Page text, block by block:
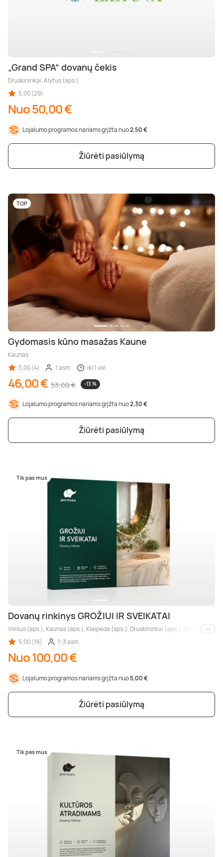
„Grand SPA“ dovanų čekis
Druskininkai, Alytus (aps.)
5,00 (29)
Nuo 50,00 €
Lojalumo programos nariams grįžta nuo2,50 €
Žiūrėti pasiūlymą
TOP
Gydomasis kūno masažas Kaune
Kaunas
5,00 (4)
1 asm. iki 1 val.
46,00 € 53,00 € -13 %
Lojalumo programos nariams grįžta nuo2,30 €
Žiūrėti pasiūlymą
Tik pas mus
Dovanų rinkinys GROŽIUI IR SVEIKATAI
Vilnius (aps.), Kaunas (aps.), Klaipėda (aps.), Druskininkai (aps.), BirštonasKiti
5,00 (16)
1-3 asm.
Nuo 100,00 €
Lojalumo programos nariams grįžta nuo5,00 €
Žiūrėti pasiūlymą
Tik pas mus